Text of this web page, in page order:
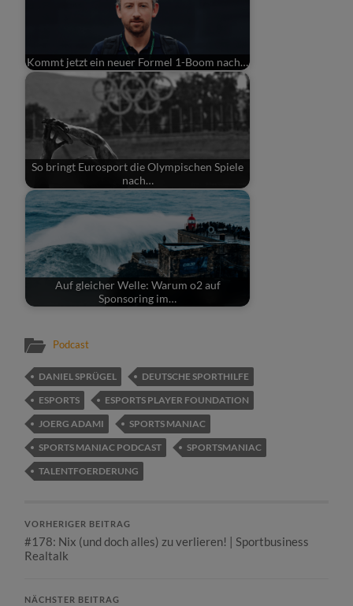
Kommt jetzt ein neuer Formel 1-Boom nach…
So bringt Eurosport die Olympischen Spiele
nach…
Auf gleicher Welle: Warum o2 auf
Sponsoring im…
Podcast
DANIEL SPRÜGEL
DEUTSCHE SPORTHILFE
ESPORTS
ESPORTS PLAYER FOUNDATION
JOERG ADAMI
SPORTS MANIAC
SPORTS MANIAC PODCAST
SPORTSMANIAC
TALENTFOERDERUNG
VORHERIGER BEITRAG
#178: Nix (und doch alles) zu verlieren! | Sportbusiness
Realtalk
NÄCHSTER BEITRAG